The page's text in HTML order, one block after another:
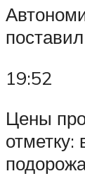
19:52
Цены
отметку: